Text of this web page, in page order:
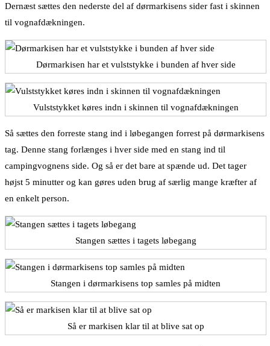
Dernæst sættes den nederste del af dørmarkisens sider fast i skinnen
til vognafdækningen.
Dørmarkisen har et vulststykke i bunden af hver side
Vulststykket køres indn i skinnen til vognafdækningen
Så sættes den forreste stang ind i løbegangen forrest på dørmarkisens
tag. Denne stang forlænges i hver side med en stang ind til
campingvognens side. Og så er det bare at spænde ud. Det tager
højst 5 minutter og kan gøres uden brug af særlig mange kræfter af
en enkelt person.
Stangen sættes i tagets løbegang
Stangen i dørmarkisens top samles på midten
Så er markisen klar til at blive sat op